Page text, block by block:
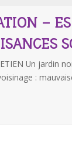
–
Un jardin
: